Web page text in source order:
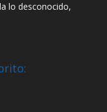
lo desconocido,